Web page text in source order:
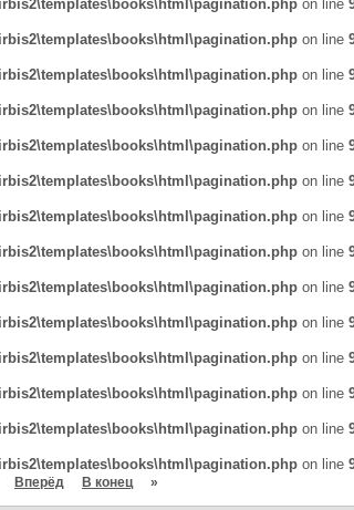
on line
on line
on line
on line
on line
on line
on line
on line
on line
on line
on line
on line
on line
on line
Вперёд В конец »